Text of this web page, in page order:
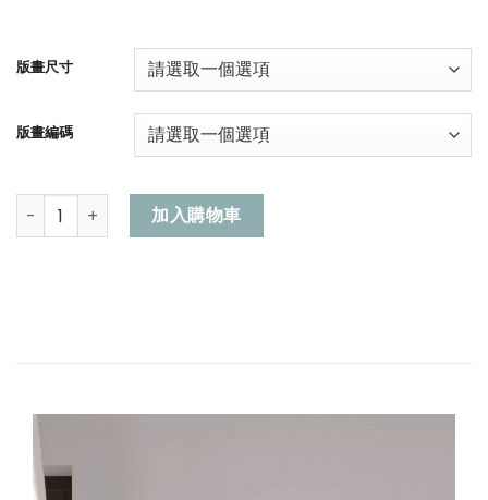
版畫尺寸
版畫編碼
曙光 數量 加入購物車
視
訊
播